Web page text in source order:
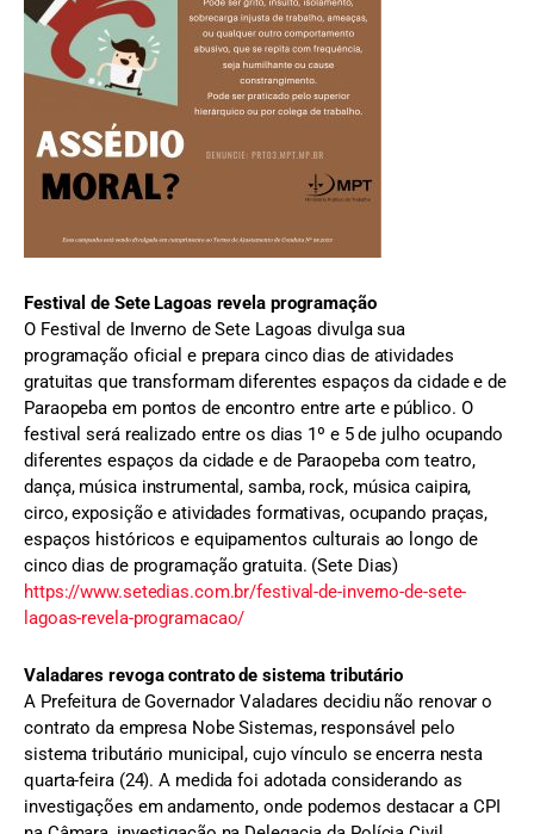
Festival de Sete Lagoas revela programação
O Festival de Inverno de Sete Lagoas divulga sua
programação oficial e prepara cinco dias de atividades
gratuitas que transformam diferentes espaços da cidade e de
Paraopeba em pontos de encontro entre arte e público. O
festival será realizado entre os dias 1º e 5 de julho ocupando
diferentes espaços da cidade e de Paraopeba com teatro,
dança, música instrumental, samba, rock, música caipira,
circo, exposição e atividades formativas, ocupando praças,
espaços históricos e equipamentos culturais ao longo de
cinco dias de programação gratuita. (Sete Dias)
https://www.setedias.com.br/festival-de-inverno-de-sete-
lagoas-revela-programacao/
Valadares revoga contrato de sistema tributário
A Prefeitura de Governador Valadares decidiu não renovar o
contrato da empresa Nobe Sistemas, responsável pelo
sistema tributário municipal, cujo vínculo se encerra nesta
quarta-feira (24). A medida foi adotada considerando as
investigações em andamento, onde podemos destacar a CPI